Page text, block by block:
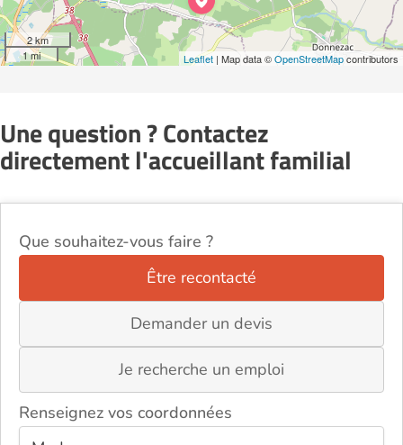
2 km
1 mi
Leaflet | Map data ©OpenStreetMapcontributors
Une question ? Contactez
directement l'accueillant familial
Que souhaitez-vous faire ?
Être recontacté
Demander un devis
Je recherche un emploi
Renseignez vos coordonnées